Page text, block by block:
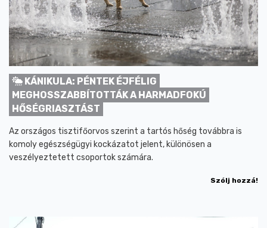
KÁNIKULA: PÉNTEK ÉJFÉLIG
MEGHOSSZABBÍTOTTÁK A HARMADFOKÚ
HŐSÉGRIASZTÁST
Az országos tisztifőorvos szerint a tartós hőség továbbra is
komoly egészségügyi kockázatot jelent, különösen a
veszélyeztetett csoportok számára.
Szólj hozzá!